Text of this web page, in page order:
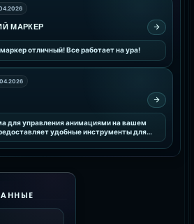
МАРКЕР
отличный! Все работает на ура!
для управления анимациями на вашем
удобные инструменты для
анимаций, улучшая визуальное